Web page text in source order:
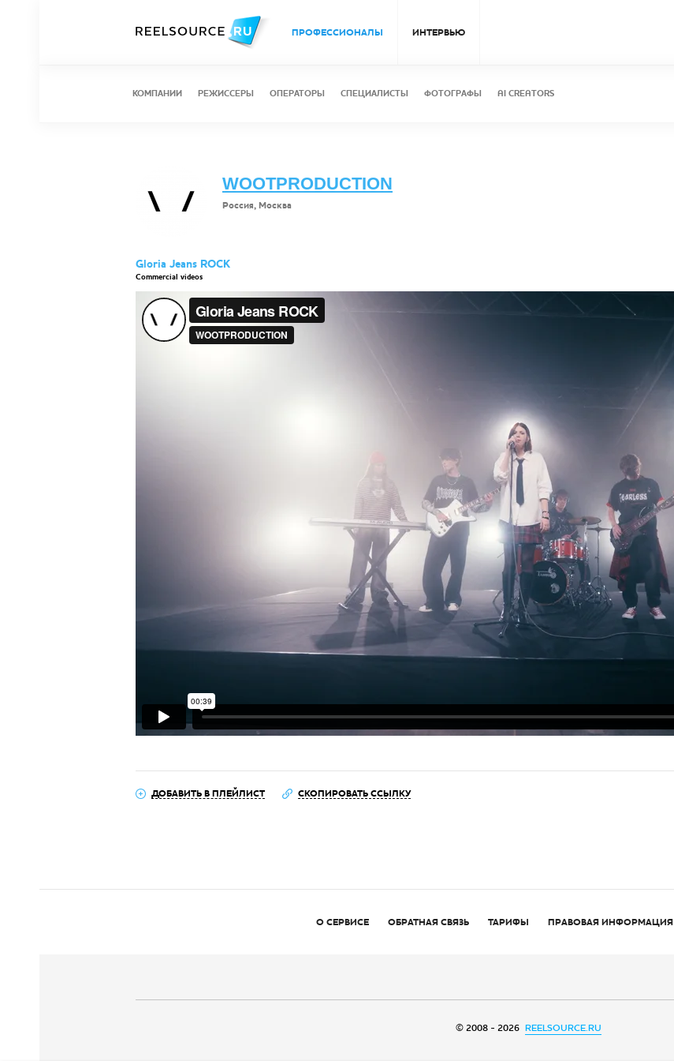
ПРОФЕССИОНАЛЫ ИНТЕРВЬЮ
КОМПАНИИ РЕЖИССЕРЫ ОПЕРАТОРЫ СПЕЦИАЛИСТЫ ФОТОГРАФЫ AI CREATORS
WOOTPRODUCTION
Россия, Москва
Gloria Jeans ROCK
Commercial videos
ДОБАВИТЬ В ПЛЕЙЛИСТ СКОПИРОВАТЬ ССЫЛКУ
О СЕРВИСЕ ОБРАТНАЯ СВЯЗЬ ТАРИФЫ ПРАВОВАЯ ИНФОРМАЦИЯ
© 2008 - 2026 REELSOURCE.RU